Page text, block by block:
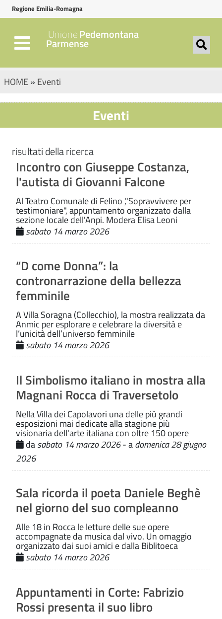
Regione Emilia-Romagna
UnionePedemontana
Parmense
HOME » Eventi
Eventi
risultati della ricerca
Incontro con Giuseppe Costanza,
l'autista di Giovanni Falcone
Al Teatro Comunale di Felino ,"Sopravvivere per
testimoniare", appuntamento organizzato dalla
sezione locale dell'Anpi. Modera Elisa Leoni
sabato 14 marzo 2026
“D come Donna”: la
contronarrazione della bellezza
femminile
A Villa Soragna (Collecchio), la mostra realizzata da
Anmic per esplorare e celebrare la diversità e
l’unicità dell’universo femminile
sabato 14 marzo 2026
Il Simbolismo italiano in mostra alla
Magnani Rocca di Traversetolo
Nella Villa dei Capolavori una delle più grandi
esposizioni mai dedicate alla stagione più
visionaria dell'arte italiana con oltre 150 opere
dasabato 14 marzo 2026- adomenica 28 giugno
2026
Sala ricorda il poeta Daniele Beghè
nel giorno del suo compleanno
Alle 18 in Rocca le letture delle sue opere
accompagnate da musica dal vivo. Un omaggio
organizzato dai suoi amici e dalla Biblitoeca
sabato 14 marzo 2026
Appuntamenti in Corte: Fabrizio
Rossi presenta il suo libro